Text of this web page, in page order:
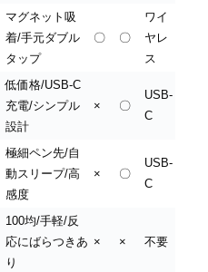
マグネット吸
着/手元ダブル
タップ
〇 〇
ワイ
ヤレ
ス
低価格/USB-C
充電/シンプル
設計
× 〇
USB-
C
極細ペン先/自
動スリープ/高
感度
× 〇
USB-
C
100均/手軽/反
応にばらつきあ
り
× × 不要